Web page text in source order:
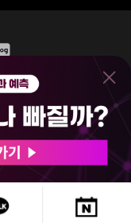
이용약관
층(서초동, 제일빌딩)